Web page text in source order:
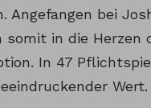
Angefangen bei
in die Herzen
In 47
Wert.